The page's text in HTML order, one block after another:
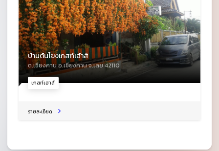
เกสท์เฮาส์
บ้านต้นโขงเกสท์เฮ้าส์
ต.เชียงคาน อ.เชียงคาน จ.เลย 42110
รายละเอียด